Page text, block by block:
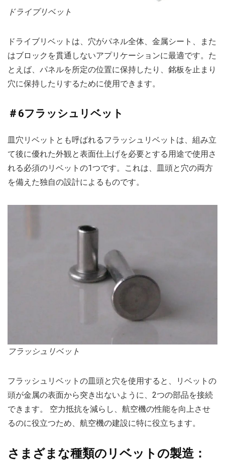
ドライブリベット
ドライブリベットは、穴がパネル全体、金属シート、また
はブロックを貫通しないアプリケーションに最適です。た
とえば、パネルを所定の位置に保持したり、銘板を止まり
穴に保持したりするために使用できます。
＃6フラッシュリベット
皿穴リベットとも呼ばれるフラッシュリベットは、組み立
て後に優れた外観と表面仕上げを必要とする用途で使用さ
れる必須のリベットの1つです。これは、皿頭と穴の両方
を備えた独自の設計によるものです。
フラッシュリベット
フラッシュリベットの皿頭と穴を使用すると、リベットの
頭が金属の表面から突き出ないように、2つの部品を接続
できます。 空力抵抗を減らし、航空機の性能を向上させ
るのに役立つため、航空機の建設に特に役立ちます。
さまざまな種類のリベットの製造：